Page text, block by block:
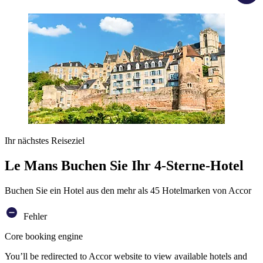
Ihr nächstes Reiseziel
Le Mans Buchen Sie Ihr 4-Sterne-Hotel
Buchen Sie ein Hotel aus den mehr als 45 Hotelmarken von Accor
Fehler
Core booking engine
You’ll be redirected to Accor website to view available hotels and